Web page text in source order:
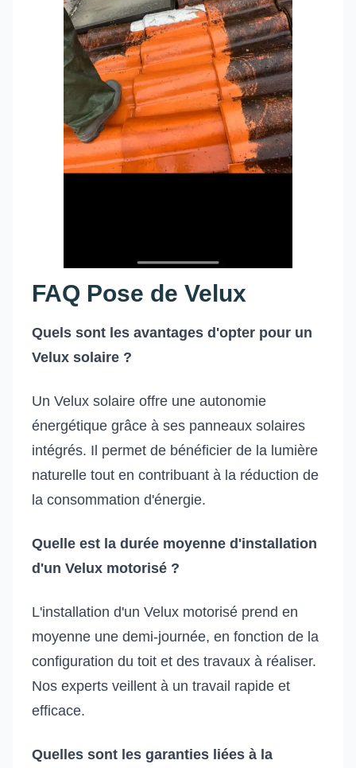
FAQ Pose de Velux
Quels sont les avantages d'opter pour un
Velux solaire ?
Un Velux solaire offre une autonomie
énergétique grâce à ses panneaux solaires
intégrés. Il permet de bénéficier de la lumière
naturelle tout en contribuant à la réduction de
la consommation d'énergie.
Quelle est la durée moyenne d'installation
d'un Velux motorisé ?
L'installation d'un Velux motorisé prend en
moyenne une demi-journée, en fonction de la
configuration du toit et des travaux à réaliser.
Nos experts veillent à un travail rapide et
efficace.
Quelles sont les garanties liées à la